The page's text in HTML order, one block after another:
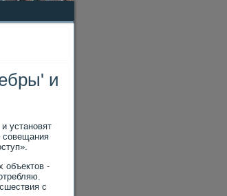
и
установят
совещания
объектов -
с